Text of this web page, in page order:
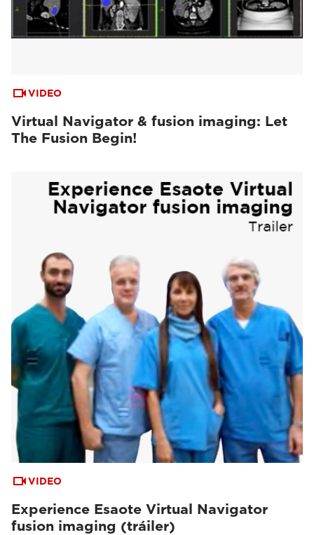
VIDEO
Virtual Navigator & fusion imaging: Let
The Fusion Begin!
VIDEO
Experience Esaote Virtual Navigator
fusion imaging (tráiler)